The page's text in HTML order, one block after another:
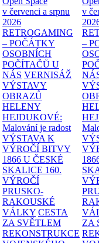
v červenci a srpnu
2026
RETROGAMING
– POČÁTKY
OSOBNÍCH
POČÍTAČŮ U
NÁS VERNISÁŽ
VÝSTAVY
OBRAZŮ
HELENY
HEJDUKOVÉ:
Malování je radost
VÝSTAVA K
VÝROČÍ BITVY
1866 U ČESKÉ
SKALICE 160.
VÝROČÍ
PRUSKO-
RAKOUSKÉ
VÁLKY CESTA
ZA SVĚTLEM
REKONSTRUKCE
v
–
ZA